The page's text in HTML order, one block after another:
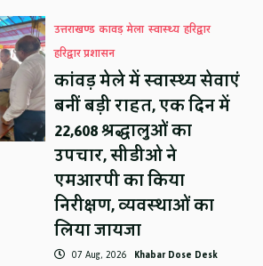
उत्तराखण्ड कावड़ मेला स्वास्थ्य हरिद्वार
हरिद्वार प्रशासन
कांवड़ मेले में स्वास्थ्य सेवाएं
बनीं बड़ी राहत, एक दिन में
22,608 श्रद्धालुओं का
उपचार, सीडीओ ने
एमआरपी का किया
निरीक्षण, व्यवस्थाओं का
लिया जायजा
07 Aug, 2026 Khabar Dose Desk